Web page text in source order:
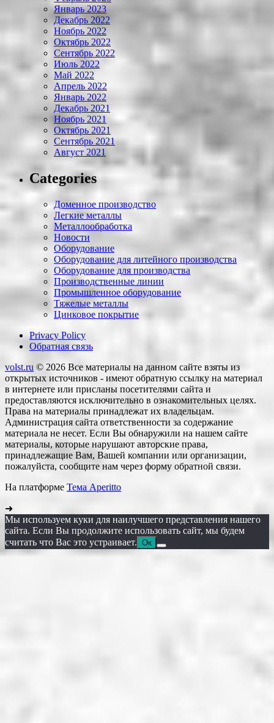
Январь 2023
Декабрь 2022
Ноябрь 2022
Октябрь 2022
Сентябрь 2022
Июль 2022
Май 2022
Апрель 2022
Январь 2022
Декабрь 2021
Ноябрь 2021
Октябрь 2021
Сентябрь 2021
Август 2021
Categories
Доменное производство
Легкие металлы
Металлообработка
Новости
Оборудование
Оборудование для литейного производства
Оборудование для производства
Производственные линии
Промышленное оборудование
Тяжелые металлы
Цинковое покрытие
Privacy Policy
Обратная связь
volst.ru © 2026 Все материалы на данном сайте взяты из
открытых источников - имеют обратную ссылку на материал
в интернете или присланы посетителями сайта и
предоставляются исключительно в ознакомительных целях.
Права на материалы принадлежат их владельцам.
Администрация сайта ответственности за содержание
материала не несет. Если Вы обнаружили на нашем сайте
материалы, которые нарушают авторские права,
принадлежащие Вам, Вашей компании или организации,
пожалуйста, сообщите нам через форму обратной связи.
На платформе Тема Aperitto
➜
Мы используем куки для наилучшего представления нашего
сайта. Если Вы продолжите использовать сайт, мы будем
считать что Вас это устраивает. Ок